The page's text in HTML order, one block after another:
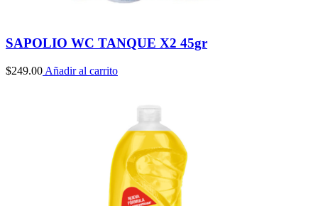
SAPOLIO WC TANQUE X2 45gr
$249.00 Añadir al carrito